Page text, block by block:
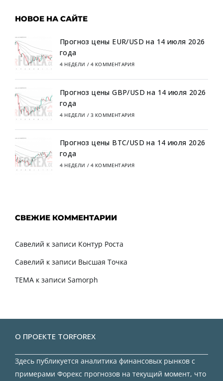
НОВОЕ НА САЙТЕ
Прогноз цены EUR/USD на 14 июля 2026
года
4 НЕДЕЛИ / 4 КОММЕНТАРИЯ
Прогноз цены GBP/USD на 14 июля 2026
года
4 НЕДЕЛИ / 3 КОММЕНТАРИЯ
Прогноз цены BTC/USD на 14 июля 2026
года
4 НЕДЕЛИ / 4 КОММЕНТАРИЯ
СВЕЖИЕ КОММЕНТАРИИ
Савелий к записи Контур Роста
Савелий к записи Высшая Точка
TEMA к записи Samorph
О ПРОЕКТЕ TORFOREX
Здесь публикуется аналитика финансовых рынков с
примерами Форекс прогнозов на текущий момент, что